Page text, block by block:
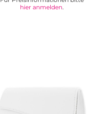
hier anmelden.